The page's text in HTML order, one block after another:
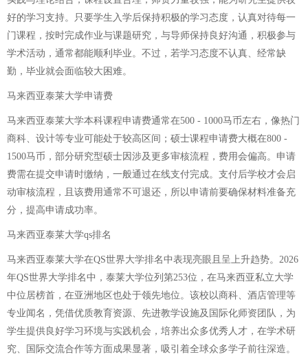
好的学习支持。只要学生入学后保持积极的学习态度，认真对待每一
门课程，按时完成作业与课题研究，与导师保持良好沟通，积极参与
学术活动，通常都能顺利毕业。不过，若学习态度不认真、经常缺
勤，毕业就会面临较大困难。
马来西亚泰莱大学申请费
马来西亚泰莱大学本科课程申请费通常在500 - 1000马币左右，像热门
商科、设计等专业可能处于较高区间；硕士课程申请费大概在800 -
1500马币，部分研究型硕士因涉及更多审核流程，费用会偏高。申请
费需在提交申请时缴纳，一般通过在线支付完成。支付后学校才会启
动审核流程，且该费用通常不可退还，所以申请前要确保材料准备充
分，提高申请成功率。
马来西亚泰莱大学qs排名
马来西亚泰莱大学在QS世界大学排名中表现亮眼且呈上升趋势。2026
年QS世界大学排名中，泰莱大学位列第253位，在马来西亚私立大学
中位居榜首，在亚洲地区也处于领先地位。该校以商科、酒店管理等
专业闻名，凭借优质教育资源、先进教学设施及国际化师资团队，为
学生提供良好学习环境与实践机会，培养出众多优秀人才，在学术研
究、国际交流合作等方面成果显著，吸引着全球众多学子前往深造。